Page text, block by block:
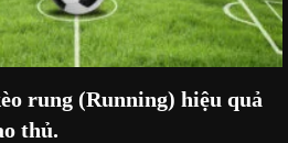
rung (Running) hiệu quả
thủ.